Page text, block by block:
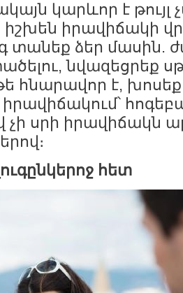
կարևոր է թույլ
իշխեն իրավիճակի
տանեք ձեր մասին.
նվազեցրեք
հնարավոր է, խոսեք
իրավիճակում՝
չի սրի իրավիճակն
հետ